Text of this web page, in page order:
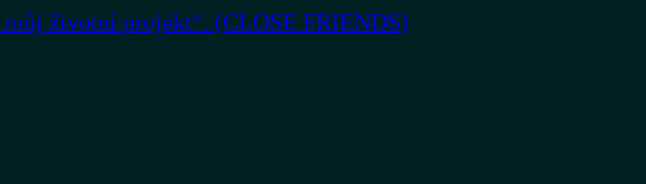
životní projekt“. (CLOSE FRIENDS)